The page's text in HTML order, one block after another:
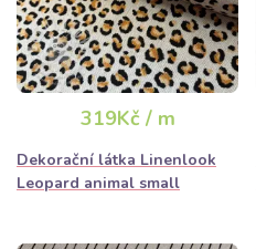
319Kč / m
Dekorační látka Linenlook
Leopard animal small